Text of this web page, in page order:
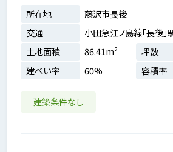
所在地
藤沢市長後
交通
小田急江ノ島線「長後
土地面積
86.41m² 坪数
建ぺい率
60% 容積率
建築条件なし